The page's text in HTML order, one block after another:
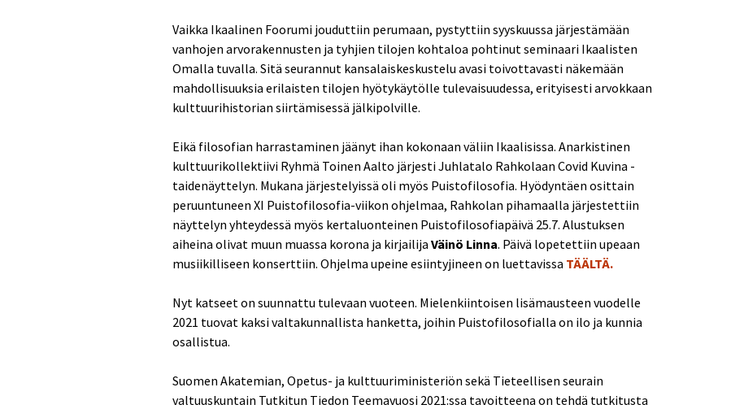
Vaikka Ikaalinen Foorumi jouduttiin perumaan, pystyttiin syyskuussa järjestämään
vanhojen arvorakennusten ja tyhjien tilojen kohtaloa pohtinut seminaari Ikaalisten
Omalla tuvalla. Sitä seurannut kansalaiskeskustelu avasi toivottavasti näkemään
mahdollisuuksia erilaisten tilojen hyötykäytölle tulevaisuudessa, erityisesti arvokkaan
kulttuurihistorian siirtämisessä jälkipolville.
Eikä filosofian harrastaminen jäänyt ihan kokonaan väliin Ikaalisissa. Anarkistinen
kulttuurikollektiivi Ryhmä Toinen Aalto järjesti Juhlatalo Rahkolaan Covid Kuvina -
taidenäyttelyn. Mukana järjestelyissä oli myös Puistofilosofia. Hyödyntäen osittain
peruuntuneen XI Puistofilosofia-viikon ohjelmaa, Rahkolan pihamaalla järjestettiin
näyttelyn yhteydessä myös kertaluonteinen Puistofilosofiapäivä 25.7. Alustuksen
aiheina olivat muun muassa korona ja kirjailija Väinö Linna. Päivä lopetettiin upeaan
musiikilliseen konserttiin. Ohjelma upeine esiintyjineen on luettavissa TÄÄLTÄ.
Nyt katseet on suunnattu tulevaan vuoteen. Mielenkiintoisen lisämausteen vuodelle
2021 tuovat kaksi valtakunnallista hanketta, joihin Puistofilosofialla on ilo ja kunnia
osallistua.
Suomen Akatemian, Opetus- ja kulttuuriministeriön sekä Tieteellisen seurain
valtuuskuntain Tutkitun Tiedon Teemavuosi 2021:ssa tavoitteena on tehdä tutkitusta